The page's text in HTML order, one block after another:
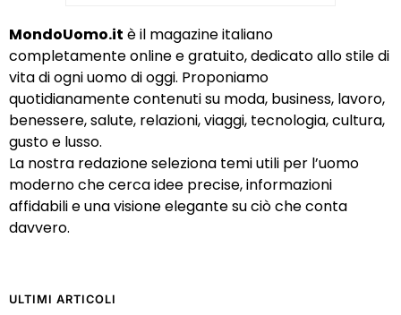
MondoUomo.it è il magazine italiano
completamente online e gratuito, dedicato allo stile di
vita di ogni uomo di oggi. Proponiamo
quotidianamente contenuti su moda, business, lavoro,
benessere, salute, relazioni, viaggi, tecnologia, cultura,
gusto e lusso.
La nostra redazione seleziona temi utili per l’uomo
moderno che cerca idee precise, informazioni
affidabili e una visione elegante su ciò che conta
davvero.
ULTIMI ARTICOLI